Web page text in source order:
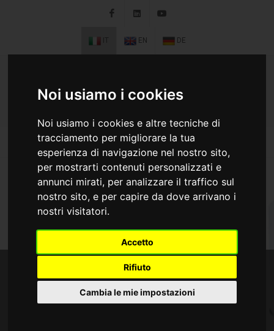
Noi usiamo i cookies
Noi usiamo i cookies e altre tecniche di
tracciamento per migliorare la tua
esperienza di navigazione nel nostro sito,
per mostrarti contenuti personalizzati e
annunci mirati, per analizzare il traffico sul
nostro sito, e per capire da dove arrivano i
nostri visitatori.
Accetto
Rifiuto
Cambia le mie impostazioni
FacebookLinkedIn
EN DE
FILTRI